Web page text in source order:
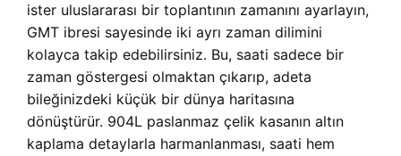
ister uluslararası bir toplantının zamanını ayarlayın,
GMT ibresi sayesinde iki ayrı zaman dilimini
kolayca takip edebilirsiniz. Bu, saati sadece bir
zaman göstergesi olmaktan çıkarıp, adeta
bileğinizdeki küçük bir dünya haritasına
dönüştürür. 904L paslanmaz çelik kasanın altın
kaplama detaylarla harmanlanması, saati hem